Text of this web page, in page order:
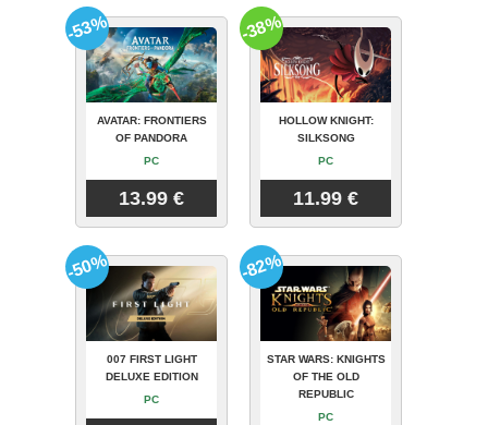
AVATAR: FRONTIERS
OF PANDORA
PC
13.99 €
-53%
HOLLOW KNIGHT:
SILKSONG
PC
11.99 €
-38%
007 FIRST LIGHT
DELUXE EDITION
PC
-50%
STAR WARS: KNIGHTS
OF THE OLD
REPUBLIC
PC
-82%